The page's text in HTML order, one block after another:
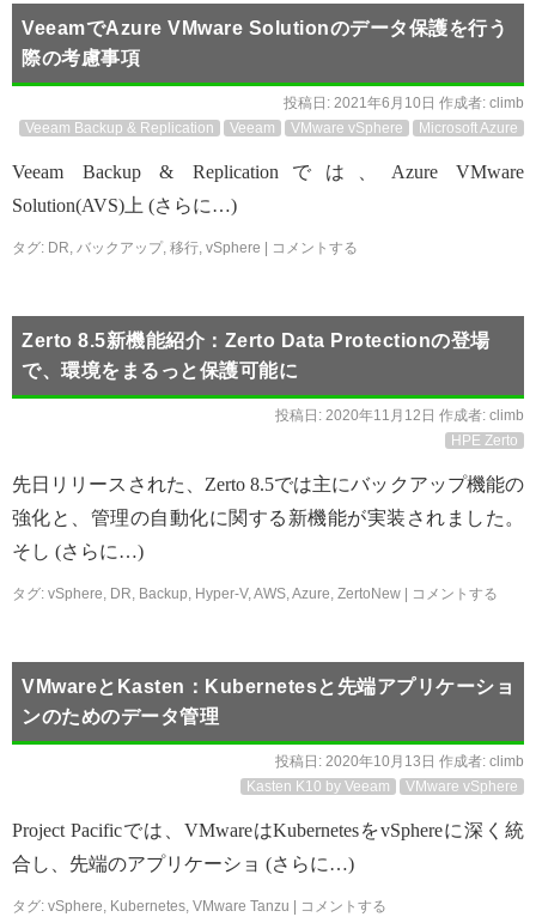
VeeamでAzure VMware Solutionのデータ保護を行う
際の考慮事項
投稿日: 2021年6月10日 作成者: climb
Veeam Backup & Replication
Veeam VMware vSphere Microsoft Azure
Veeam Backup & Replicationでは、Azure VMware
Solution(AVS)上 (さらに…)
タグ: DR, バックアップ, 移行, vSphere コメントする
Zerto 8.5新機能紹介：Zerto Data Protectionの登場
で、環境をまるっと保護可能に
投稿日: 2020年11月12日 作成者: climb
HPE Zerto
先日リリースされた、Zerto 8.5では主にバックアップ機能の
強化と、管理の自動化に関する新機能が実装されました。
そし (さらに…)
タグ: vSphere, DR, Backup, Hyper-V,AWS,Azure, ZertoNew コメントする
VMwareとKasten：Kubernetesと先端アプリケーショ
ンのためのデータ管理
投稿日: 2020年10月13日 作成者: climb
Kasten K10 by Veeam
VMware vSphere
Project Pacificでは、VMwareはKubernetesをvSphereに深く統
合し、先端のアプリケーショ (さらに…)
タグ: vSphere, Kubernetes, VMware Tanzu コメントする